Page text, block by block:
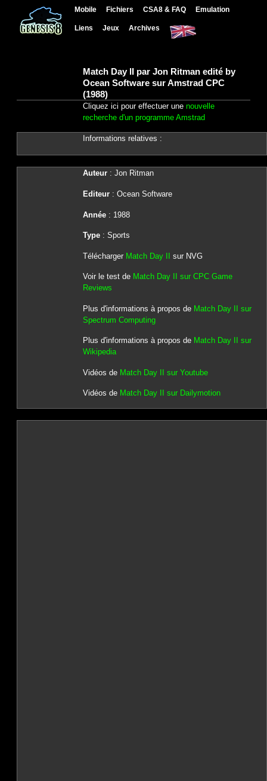
Mobile Fichiers CSA8 & FAQ Emulation
Liens Jeux Archives
Match Day II par Jon Ritman edité by
Ocean Software sur Amstrad CPC
(1988)
Cliquez ici pour effectuer une nouvelle
recherche d'un programme Amstrad
Informations relatives :
Auteur: Jon Ritman
Editeur: Ocean Software
Année: 1988
Type: Sports
Télécharger Match Day II sur NVG
Voir le test de Match Day II sur CPC Game
Reviews
Plus d'informations à propos de Match Day II sur
Spectrum Computing
Plus d'informations à propos de Match Day II sur
Wikipedia
Vidéos de Match Day II sur Youtube
Vidéos de Match Day II sur Dailymotion